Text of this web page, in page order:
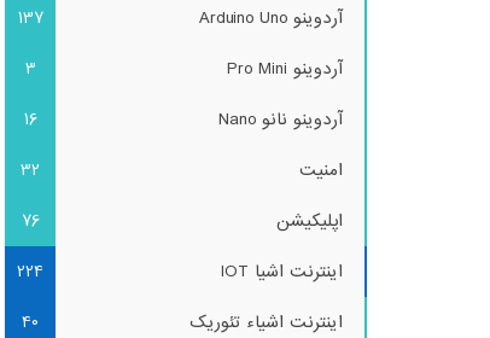
آردوینو Arduino Uno
137
آردوینو Pro Mini
3
آردوینو نانو Nano
16
امنیت
32
اپلیکیشن
76
اینترنت اشیا IOT
224
اینترنت اشیاء تئوریک
40